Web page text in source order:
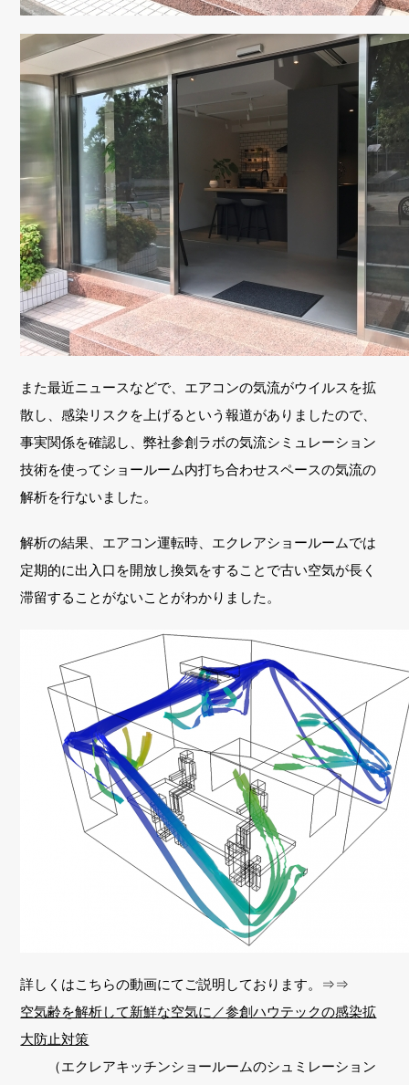
また最近ニュースなどで、エアコンの気流がウイルスを拡
散し、感染リスクを上げるという報道がありましたので、
事実関係を確認し、弊社参創ラボの気流シミュレーション
技術を使ってショールーム内打ち合わせスペースの気流の
解析を行ないました。
解析の結果、エアコン運転時、エクレアショールームでは
定期的に出入口を開放し換気をすることで古い空気が長く
滞留することがないことがわかりました。
詳しくはこちらの動画にてご説明しております。⇒⇒
空気齢を解析して新鮮な空気に／参創ハウテックの感染拡
大防止対策
（エクレアキッチンショールームのシュミレーション